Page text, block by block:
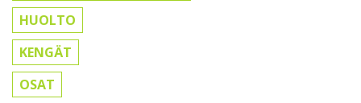
HUOLTO
KENGÄT
OSAT